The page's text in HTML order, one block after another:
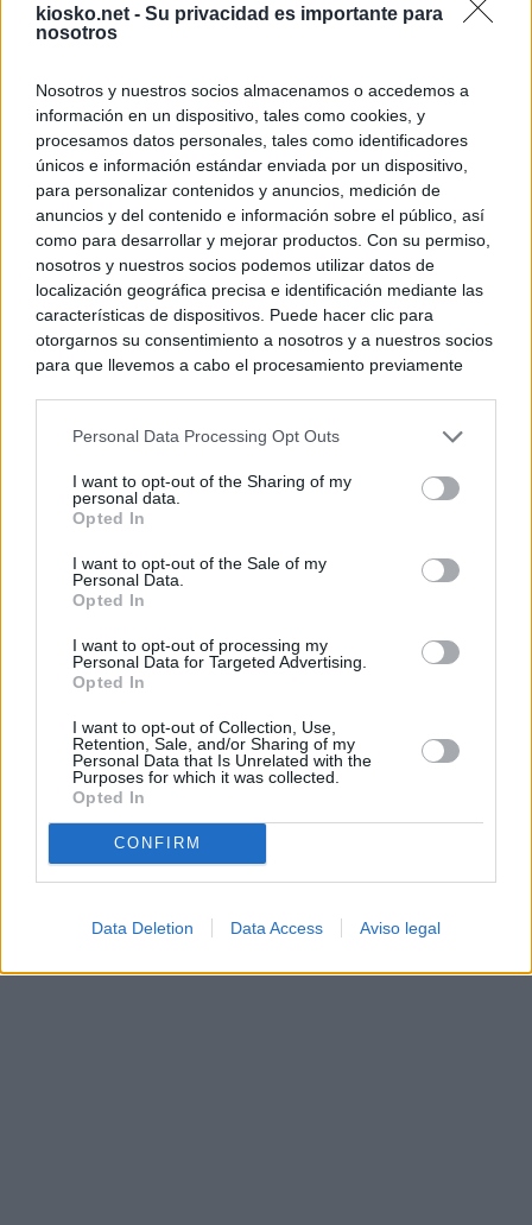
kiosko.net - Su privacidad es importante para
nosotros
Nosotros y nuestros socios almacenamos o accedemos a
información en un dispositivo, tales como cookies, y
procesamos datos personales, tales como identificadores
únicos e información estándar enviada por un dispositivo,
para personalizar contenidos y anuncios, medición de
anuncios y del contenido e información sobre el público, así
como para desarrollar y mejorar productos. Con su permiso,
nosotros y nuestros socios podemos utilizar datos de
localización geográfica precisa e identificación mediante las
características de dispositivos. Puede hacer clic para
otorgarnos su consentimiento a nosotros y a nuestros socios
para que llevemos a cabo el procesamiento previamente
negar su consentimiento. Tenga en cuenta que algún
de su consentimiento, pero usted tiene el derecho de
rechazar tal procesamiento. Sus preferencias se aplicarán
cualquier momento entrando de nuevo en este sitio web o
visitando nuestra política de privacidad.
Personal Data Processing Opt Outs
I want to opt-out of the Sharing of my
personal data.
Opted In
I want to opt-out of the Sale of my
Personal Data.
Opted In
I want to opt-out of processing my
Personal Data for Targeted Advertising.
Opted In
I want to opt-out of Collection, Use,
Retention, Sale, and/or Sharing of my
Personal Data that Is Unrelated with the
Purposes for which it was collected.
Opted In
CONFIRM
Data Deletion Data Access Aviso legal